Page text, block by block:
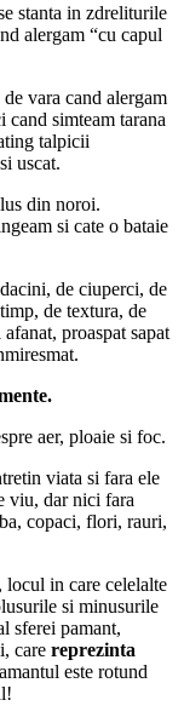
stanta in zdreliturile
alergam “cu capul
vara cand alergam
cand simteam tarana
talpicii
uscat.
din noroi.
si cate o bataie
de ciuperci, de
de textura, de
proaspat sapat
aer, ploaie si foc.
viata si fara ele
viu, dar nici fara
copaci, flori, rauri,
, locul in care celelalte
si minusurile
sferei pamant,
care reprezinta
este rotund